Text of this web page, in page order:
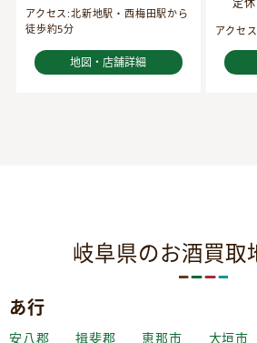
アクセス:北新地駅・西梅田駅から
徒歩約5分
地図・店舗詳細
アクセ
岐阜県のお酒買取
あ行
安八郡 揖斐郡 恵那市 大垣市